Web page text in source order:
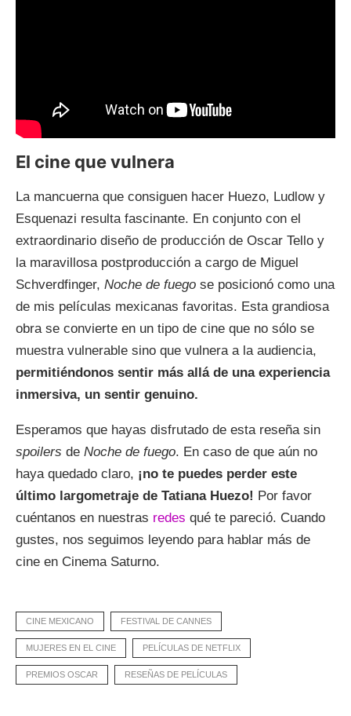
El cine que vulnera
La mancuerna que consiguen hacer Huezo, Ludlow y
Esquenazi resulta fascinante. En conjunto con el
extraordinario diseño de producción de Oscar Tello y
la maravillosa postproducción a cargo de Miguel
Schverdfinger, Noche de fuego se posicionó como una
de mis películas mexicanas favoritas. Esta grandiosa
obra se convierte en un tipo de cine que no sólo se
muestra vulnerable sino que vulnera a la audiencia,
permitiéndonos sentir más allá de una experiencia
inmersiva, un sentir genuino.
Esperamos que hayas disfrutado de esta reseña sin
spoilers de Noche de fuego. En caso de que aún no
haya quedado claro, ¡no te puedes perder este
último largometraje de Tatiana Huezo! Por favor
cuéntanos en nuestras redes qué te pareció. Cuando
gustes, nos seguimos leyendo para hablar más de
cine en Cinema Saturno.
CINE MEXICANO FESTIVAL DE CANNES
MUJERES EN EL CINE PELÍCULAS DE NETFLIX
PREMIOS OSCAR RESEÑAS DE PELÍCULAS